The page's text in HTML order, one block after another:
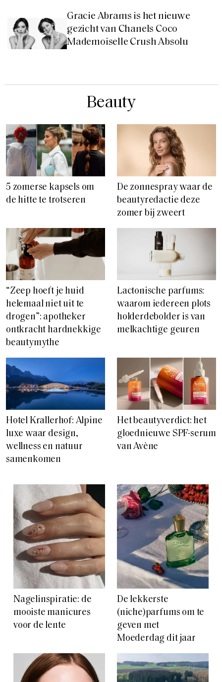
Gracie Abrams is het nieuwe
gezicht van Chanels Coco
Mademoiselle Crush Absolu
Beauty
5 zomerse kapsels om
de hitte te trotseren
De zonnespray waar de
beautyredactie deze
zomer bij zweert
“Zeep hoeft je huid
helemaal niet uit te
drogen”: apotheker
ontkracht hardnekkige
beautymythe
Lactonische parfums:
waarom iedereen plots
holderdebolder is van
melkachtige geuren
Hotel Krallerhof: Alpine
luxe waar design,
wellness en natuur
samenkomen
Het beautyverdict: het
gloednieuwe SPF-serum
van Avène
Nagelinspiratie: de
mooiste manicures
voor de lente
De lekkerste
(niche)parfums om te
geven met
Moederdag dit jaar